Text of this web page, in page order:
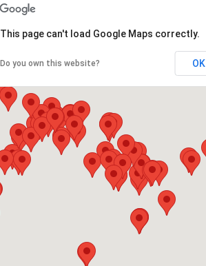
This page can't load Google Maps correctly.
Do you own this website? OK